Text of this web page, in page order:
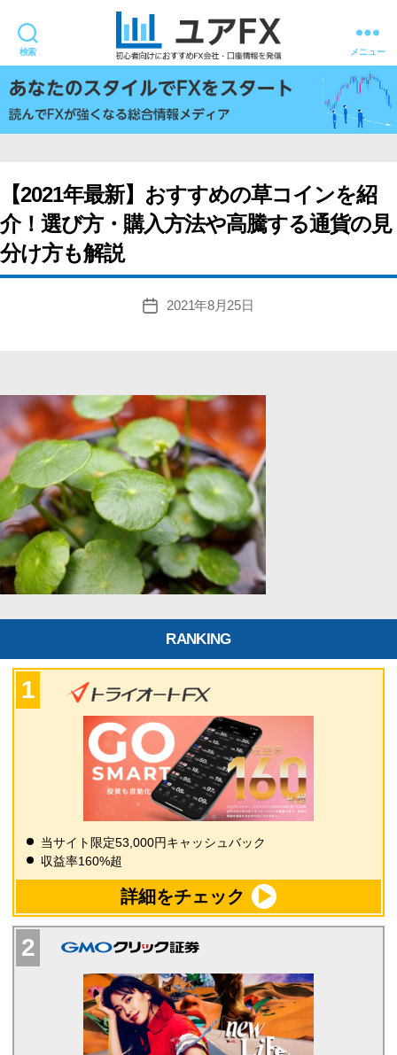
検索
ユ
ア
FX
メニュー
【2021年最新】おすすめの草コインを紹
介！選び方・購入方法や高騰する通貨の見
分け方も解説
投
2021年8月25日
RANKING
当サイト限定53,000円キャッシュバック
収益率160%超
詳細をチェック